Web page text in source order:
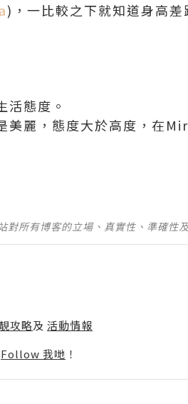
)，一比較之下就知道身高
活態度。
美麗，態度大於高度，在
所有博客的立場、真實性、準確性
攻略及 活動情報
Follow 我哋 ！